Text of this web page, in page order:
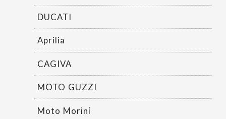
DUCATI
Aprilia
CAGIVA
MOTO GUZZI
Moto Morini